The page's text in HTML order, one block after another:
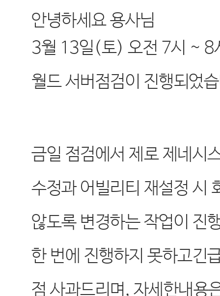
안녕하세요 용사님
3월 13일 (토)오전 7시 ~ 8
월드서버점검이 진행되었
금일 점검에서 제로 제네시
수정과 어빌리티 재설정 시
않도록 변경하는 작업이 진
한 번에 진행하지 못하고긴
점 사과드리며, 자세한내용